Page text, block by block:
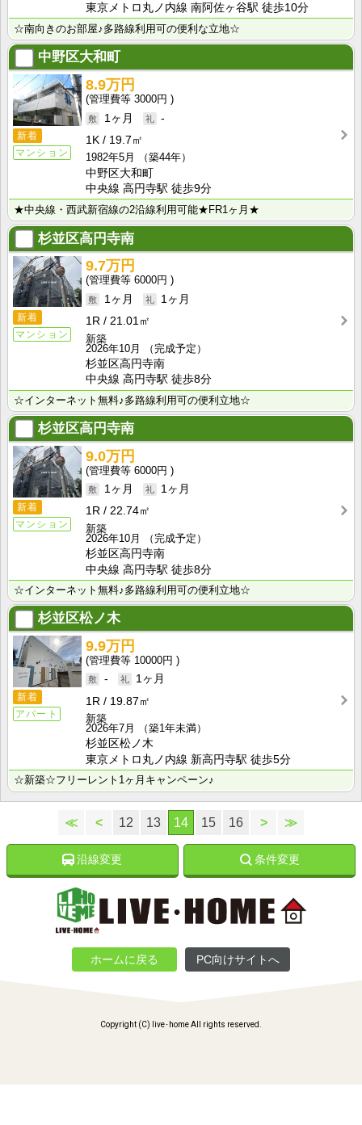
東京メトロ丸ノ内線 南阿佐ヶ谷駅 徒歩10分
☆南向きのお部屋♪多路線利用可の便利な立地☆
中野区大和町
新着
マンション
8.9万円
3000円
1ヶ月
-
1K
19.7㎡
1982年5月
（築44年）
中野区大和町
中央線 高円寺駅 徒歩9分
★中央線・西武新宿線の2沿線利用可能★FR1ヶ月★
杉並区高円寺南
新着
マンション
9.7万円
6000円
1ヶ月
1ヶ月
1R
21.01㎡
新築
2026年10月
（完成予定）
杉並区高円寺南
中央線 高円寺駅 徒歩8分
☆インターネット無料♪多路線利用可の便利立地☆
杉並区高円寺南
新着
マンション
9.0万円
6000円
1ヶ月
1ヶ月
1R
22.74㎡
新築
2026年10月
（完成予定）
杉並区高円寺南
中央線 高円寺駅 徒歩8分
☆インターネット無料♪多路線利用可の便利立地☆
杉並区松ノ木
新着
アパート
9.9万円
10000円
-
1ヶ月
1R
19.87㎡
新築
2026年7月
（築1年未満）
杉並区松ノ木
東京メトロ丸ノ内線 新高円寺駅 徒歩5分
☆新築☆フリーレント1ヶ月キャンペーン♪
≪ < 12 13 14 15 16 > ≫
沿線変更 条件変更
ホームに戻る PC向けサイトへ
Copyright (C) live･home All rights reserved.